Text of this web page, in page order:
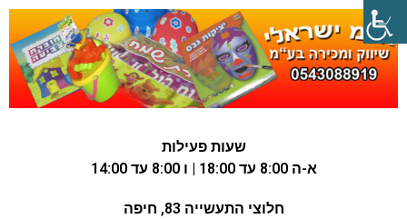
שעות פעילות
א-ה 8:00 עד 18:00 | ו 8:00 עד 14:00
חלוצי התעשייה 83, חיפה